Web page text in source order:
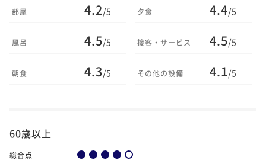
部屋 4.2/5
風呂 4.5/5
朝食 4.3/5
夕食 4.4/5
接客・サービス 4.5/5
その他の設備 4.1/5
60歳以上
総合点